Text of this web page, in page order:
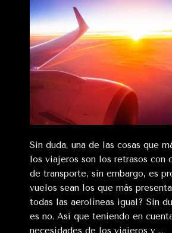
Sin duda, una de las cosas que
los viajeros son los retrasos con
de transporte, sin embargo, es
vuelos sean los que más
todas las aerolíneas igual? Sin
es no. Así que teniendo en
necesidades de los viajeros y …